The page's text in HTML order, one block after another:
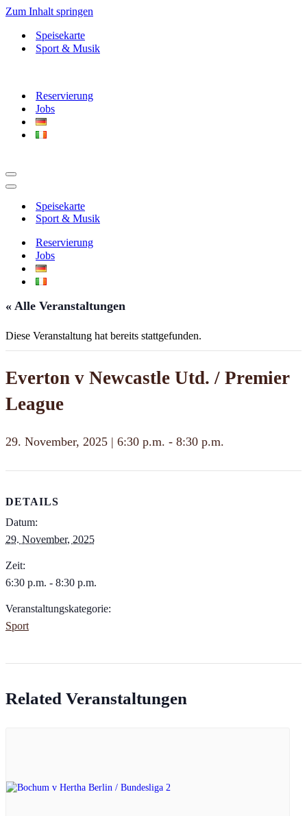
Zum Inhalt springen
Speisekarte
Sport & Musik
Reservierung
Jobs
Navigationsmenü
Navigationsmenü
Speisekarte
Sport & Musik
Reservierung
Jobs
« Alle Veranstaltungen
Diese Veranstaltung hat bereits stattgefunden.
Everton v Newcastle Utd. / Premier
League
29. November, 2025 | 6:30 p.m. - 8:30 p.m.
DETAILS
Datum:
29. November, 2025
Zeit:
6:30 p.m. - 8:30 p.m.
Veranstaltungskategorie:
Sport
Related Veranstaltungen